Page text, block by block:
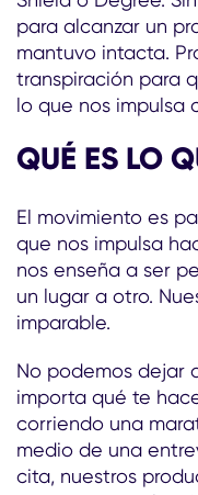
para alcanzar un
mantuvo intacta.
transpiración para
lo que nos impulsa
QUÉ ES LO
El movimiento es
que nos impulsa
nos enseña a ser
un lugar a otro.
imparable.
No podemos dejar
importa qué te
corriendo una
medio de una
cita, nuestros